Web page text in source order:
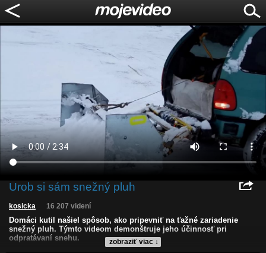
Urob si sám snežný pluh
zobraziť viac ↓
kosicka 16 207 videní
Domáci kutil našiel spôsob, ako pripevniť na ťažné zariadenie
snežný pluh. Týmto videom demonštruje jeho účinnosť pri
odpratávaní snehu.